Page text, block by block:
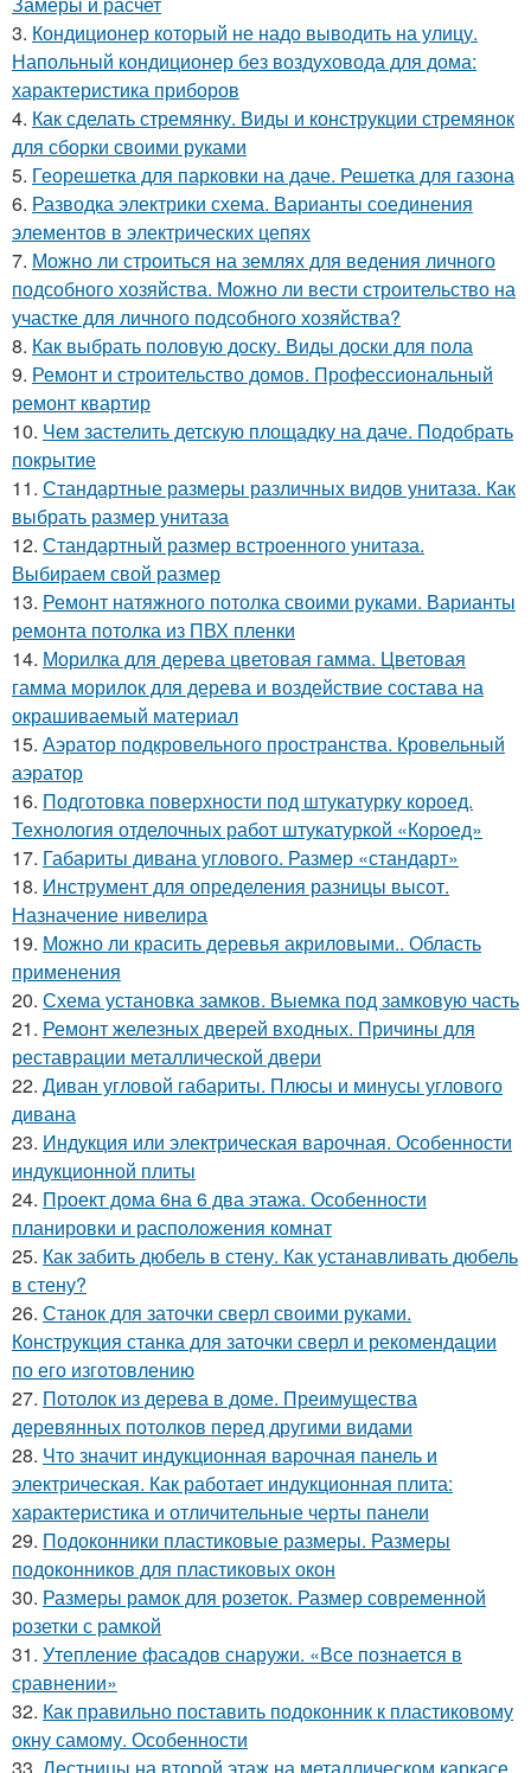
3. Кондиционер который не надо выводить на улицу.
Напольный кондиционер без воздуховода для дома:
характеристика приборов
4. Как сделать стремянку. Виды и конструкции стремянок
для сборки своими руками
5. Георешетка для парковки на даче. Решетка для газона
6. Разводка электрики схема. Варианты соединения
элементов в электрических цепях
7. Можно ли строиться на землях для ведения личного
подсобного хозяйства. Можно ли вести строительство на
участке для личного подсобного хозяйства?
8. Как выбрать половую доску. Виды доски для пола
9. Ремонт и строительство домов. Профессиональный
ремонт квартир
10. Чем застелить детскую площадку на даче. Подобрать
покрытие
11. Стандартные размеры различных видов унитаза. Как
выбрать размер унитаза
12. Стандартный размер встроенного унитаза.
Выбираем свой размер
13. Ремонт натяжного потолка своими руками. Варианты
ремонта потолка из ПВХ пленки
14. Морилка для дерева цветовая гамма. Цветовая
гамма морилок для дерева и воздействие состава на
окрашиваемый материал
15. Аэратор подкровельного пространства. Кровельный
аэратор
16. Подготовка поверхности под штукатурку короед.
Технология отделочных работ штукатуркой «Короед»
17. Габариты дивана углового. Размер «стандарт»
18. Инструмент для определения разницы высот.
Назначение нивелира
19. Можно ли красить деревья акриловыми.. Область
применения
20. Схема установка замков. Выемка под замковую часть
21. Ремонт железных дверей входных. Причины для
реставрации металлической двери
22. Диван угловой габариты. Плюсы и минусы углового
дивана
23. Индукция или электрическая варочная. Особенности
индукционной плиты
24. Проект дома 6на 6 два этажа. Особенности
планировки и расположения комнат
25. Как забить дюбель в стену. Как устанавливать дюбель
в стену?
26. Станок для заточки сверл своими руками.
Конструкция станка для заточки сверл и рекомендации
по его изготовлению
27. Потолок из дерева в доме. Преимущества
деревянных потолков перед другими видами
28. Что значит индукционная варочная панель и
электрическая. Как работает индукционная плита:
характеристика и отличительные черты панели
29. Подоконники пластиковые размеры. Размеры
подоконников для пластиковых окон
30. Размеры рамок для розеток. Размер современной
розетки с рамкой
31. Утепление фасадов снаружи. «Все познается в
сравнении»
32. Как правильно поставить подоконник к пластиковому
окну самому. Особенности